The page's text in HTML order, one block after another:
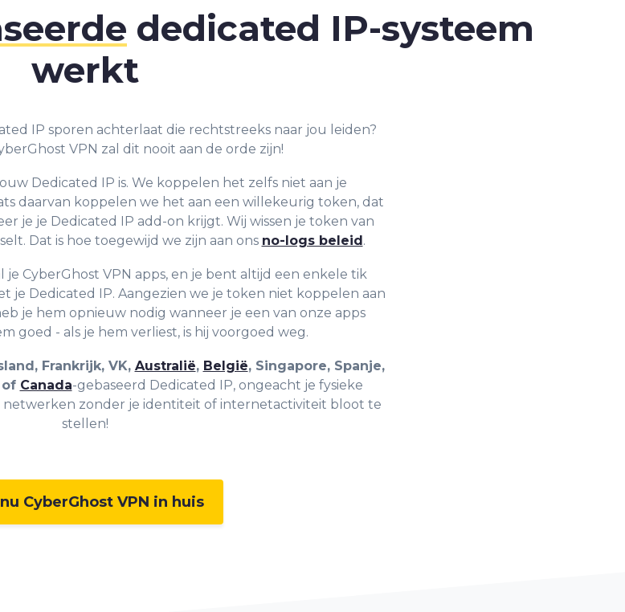
dedicated IP-systeem
werkt
IP sporen achterlaat die rechtstreeks naar jou leiden?
VPN zal dit nooit aan de orde zijn!
Dedicated IP is. We koppelen het zelfs niet aan je
daarvan koppelen we het aan een willekeurig token, dat
je je Dedicated IP add-on krijgt. Wij wissen je token van
Dat is hoe toegewijd we zijn aan ons no-logs beleid .
CyberGhost VPN apps, en je bent altijd een enkele tik
je Dedicated IP. Aangezien we je token niet koppelen aan
je hem opnieuw nodig wanneer je een van onze apps
goed - als je hem verliest, is hij voorgoed weg.
Frankrijk, VK, Australië, België, Singapore, Spanje,
of Canada-gebaseerd Dedicated IP, ongeacht je fysieke
netwerken zonder je identiteit of internetactiviteit bloot te
stellen!
CyberGhost VPN in huis